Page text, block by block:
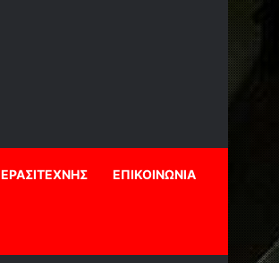
ΕΡΑΣΙΤΕΧΝΗΣ ΕΠΙΚΟΙΝΩΝΙΑ